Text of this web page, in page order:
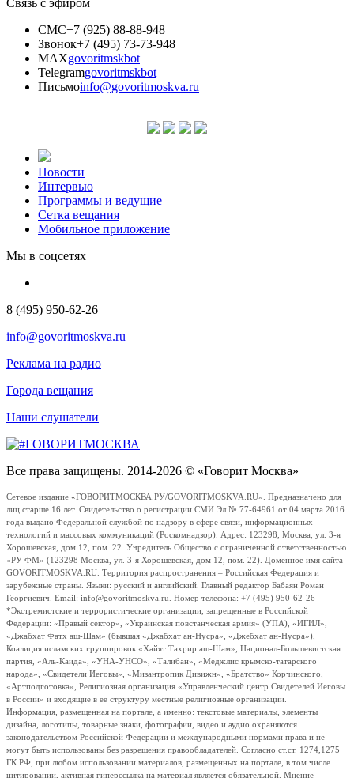
СМС+7 (925) 88-88-948
Звонок+7 (495) 73-73-948
MAXgovoritmskbot
Telegramgovoritmskbot
Письмоinfo@govoritmoskva.ru
Новости
Интервью
Программы и ведущие
Сетка вещания
Мобильное приложение
Мы в соцсетях
8 (495) 950-62-26
info@govoritmoskva.ru
Реклама на радио
Города вещания
Наши слушатели
Все права защищены. 2014-2026 © «Говорит Москва»
Сетевое издание «ГОВОРИТМОСКВА.РУ/GOVORITMOSKVA.RU». Предназначено для
лиц старше 16 лет. Свидетельство о регистрации СМИ Эл № 77-64961 от 04 марта 2016
года выдано Федеральной службой по надзору в сфере связи, информационных
технологий и массовых коммуникаций (Роскомнадзор). Адрес: 123298, Москва, ул. 3-я
Хорошевская, дом 12, пом. 22. Учредитель Общество с ограниченной ответственностью
«РУ ФМ» (123298 Москва, ул. 3-я Хорошевская, дом 12, пом. 22). Доменное имя сайта
GOVORITMOSKVA.RU. Территория распространения – Российская Федерация и
зарубежные страны. Языки: русский и английский. Главный редактор Бабаян Роман
Георгиевич. Email: info@govoritmoskva.ru. Номер телефона: +7 (495) 950-62-26
*Экстремистские и террористические организации, запрещенные в Российской
Федерации: «Правый сектор», «Украинская повстанческая армия» (УПА), «ИГИЛ»,
«Джабхат Фатх аш-Шам» (бывшая «Джабхат ан-Нусра», «Джебхат ан-Нусра»),
Коалиция исламских группировок «Хайят Тахрир аш-Шам», Национал-Большевистская
партия, «Аль-Каида», «УНА-УНСО», «Талибан», «Меджлис крымско-татарского
народа», «Свидетели Иеговы», «Мизантропик Дивижн», «Братство» Корчинского,
«Артподготовка», Религиозная организация «Управленческий центр Свидетелей Иеговы
в России» и входящие в ее структуру местные религиозные организации.
Информация, размещенная на портале, а именно: текстовые материалы, элементы
дизайна, логотипы, товарные знаки, фотографии, видео и аудио охраняются
законодательством Российской Федерации и международными нормами права и не
могут быть использованы без разрешения правообладателей. Согласно ст.ст. 1274,1275
ГК РФ, при любом использовании материалов, размещенных на портале, в том числе
цитировании, активная гиперссылка на материал является обязательной. Мнение